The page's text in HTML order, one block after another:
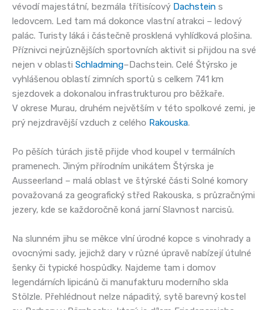
vévodí majestátní, bezmála třítisícový Dachstein s
ledovcem. Led tam má dokonce vlastní atrakci – ledový
palác. Turisty láká i částečně prosklená vyhlídková plošina.
Příznivci nejrůznějších sportovních aktivit si přijdou na své
nejen v oblasti Schladming–Dachstein. Celé Štýrsko je
vyhlášenou oblastí zimních sportů s celkem 741 km
sjezdovek a dokonalou infrastrukturou pro běžkaře.
V okrese Murau, druhém největším v této spolkové zemi, je
prý nejzdravější vzduch z celého Rakouska.
Po pěších túrách jistě přijde vhod koupel v termálních
pramenech. Jiným přírodním unikátem Štýrska je
Ausseerland – malá oblast ve štýrské části Solné komory
považovaná za geografický střed Rakouska, s průzračnými
jezery, kde se každoročně koná jarní Slavnost narcisů.
Na slunném jihu se měkce vlní úrodné kopce s vinohrady a
ovocnými sady, jejichž dary v různé úpravě nabízejí útulné
šenky či typické hospůdky. Najdeme tam i domov
legendárních lipicánů či manufakturu moderního skla
Stölzle. Přehlédnout nelze nápaditý, sytě barevný kostel